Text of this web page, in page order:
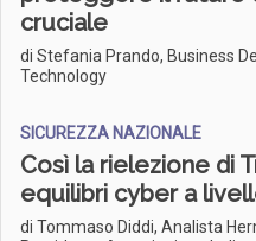
cruciale
di Stefania Prando, Business
Technology
SICUREZZA NAZIONALE
Così la rielezione di
equilibri cyber a
di Tommaso Diddi, Analista